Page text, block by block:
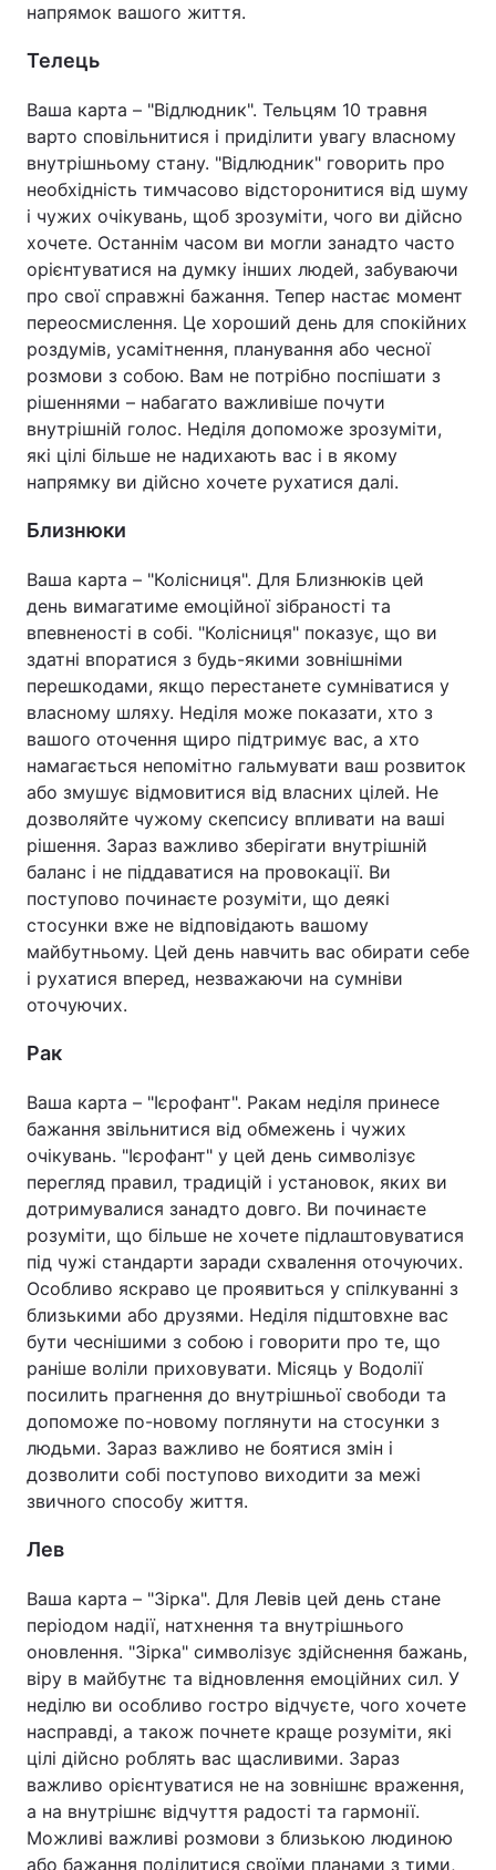
напрямок вашого життя.
Телець
Ваша карта – "Відлюдник". Тельцям 10 травня
варто сповільнитися і приділити увагу власному
внутрішньому стану. "Відлюдник" говорить про
необхідність тимчасово відсторонитися від шуму
і чужих очікувань, щоб зрозуміти, чого ви дійсно
хочете. Останнім часом ви могли занадто часто
орієнтуватися на думку інших людей, забуваючи
про свої справжні бажання. Тепер настає момент
переосмислення. Це хороший день для спокійних
роздумів, усамітнення, планування або чесної
розмови з собою. Вам не потрібно поспішати з
рішеннями – набагато важливіше почути
внутрішній голос. Неділя допоможе зрозуміти,
які цілі більше не надихають вас і в якому
напрямку ви дійсно хочете рухатися далі.
Близнюки
Ваша карта – "Колісниця". Для Близнюків цей
день вимагатиме емоційної зібраності та
впевненості в собі. "Колісниця" показує, що ви
здатні впоратися з будь-якими зовнішніми
перешкодами, якщо перестанете сумніватися у
власному шляху. Неділя може показати, хто з
вашого оточення щиро підтримує вас, а хто
намагається непомітно гальмувати ваш розвиток
або змушує відмовитися від власних цілей. Не
дозволяйте чужому скепсису впливати на ваші
рішення. Зараз важливо зберігати внутрішній
баланс і не піддаватися на провокації. Ви
поступово починаєте розуміти, що деякі
стосунки вже не відповідають вашому
майбутньому. Цей день навчить вас обирати себе
і рухатися вперед, незважаючи на сумніви
оточуючих.
Рак
Ваша карта – "Ієрофант". Ракам неділя принесе
бажання звільнитися від обмежень і чужих
очікувань. "Ієрофант" у цей день символізує
перегляд правил, традицій і установок, яких ви
дотримувалися занадто довго. Ви починаєте
розуміти, що більше не хочете підлаштовуватися
під чужі стандарти заради схвалення оточуючих.
Особливо яскраво це проявиться у спілкуванні з
близькими або друзями. Неділя підштовхне вас
бути чеснішими з собою і говорити про те, що
раніше воліли приховувати. Місяць у Водолії
посилить прагнення до внутрішньої свободи та
допоможе по-новому поглянути на стосунки з
людьми. Зараз важливо не боятися змін і
дозволити собі поступово виходити за межі
звичного способу життя.
Лев
Ваша карта – "Зірка". Для Левів цей день стане
періодом надії, натхнення та внутрішнього
оновлення. "Зірка" символізує здійснення бажань,
віру в майбутнє та відновлення емоційних сил. У
неділю ви особливо гостро відчуєте, чого хочете
насправді, а також почнете краще розуміти, які
цілі дійсно роблять вас щасливими. Зараз
важливо орієнтуватися не на зовнішнє враження,
а на внутрішнє відчуття радості та гармонії.
Можливі важливі розмови з близькою людиною
або бажання поділитися своїми планами з тими,